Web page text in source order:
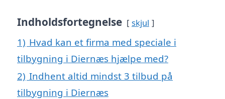
Indholdsfortegnelse skjul
1) Hvad kan et firma med speciale i
tilbygning i Diernæs hjælpe med?
2) Indhent altid mindst 3 tilbud på
tilbygning i Diernæs